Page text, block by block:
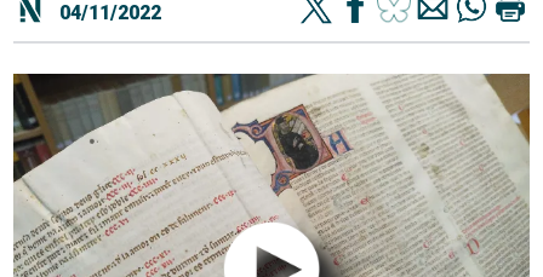
04/11/2022